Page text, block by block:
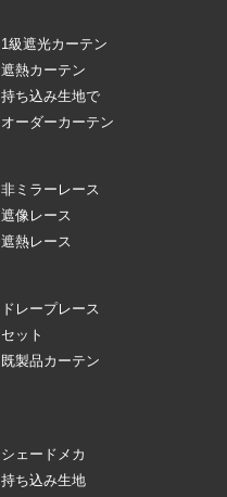
1級遮光カーテン
遮熱カーテン
持ち込み生地で
オーダーカーテン
非ミラーレース
遮像レース
遮熱レース
ドレープレース
セット
既製品カーテン
シェードメカ
持ち込み生地